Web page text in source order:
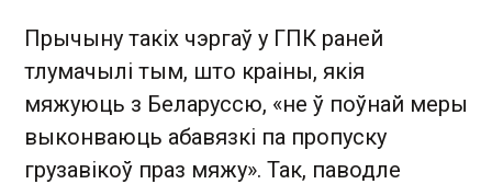
Прычыну такіх чэргаў у ГПК раней
тлумачылі тым, што краіны, якія
мяжуюць з Беларуссю, «не ў поўнай меры
выконваюць абавязкі па пропуску
грузавікоў праз мяжу». Так, паводле